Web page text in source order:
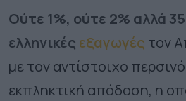
Ούτε 1%, ούτε 2% αλλά
ελληνικές εξαγωγές τον
με τον αντίστοιχο
εκπληκτική απόδοση, η